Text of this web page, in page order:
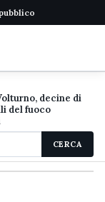
decine di
del fuoco
CERCA